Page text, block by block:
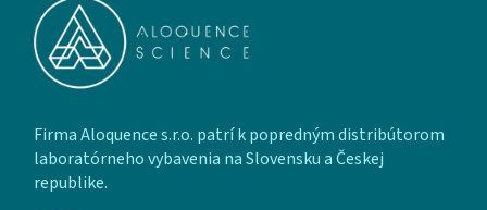
Firma Aloquence s.r.o. patrí k popredným distribútorom
laboratórneho vybavenia na Slovensku a Českej
republike.